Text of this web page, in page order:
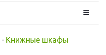
- Книжные шкафы